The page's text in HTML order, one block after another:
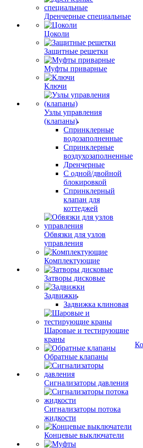
Дренчерные специальные
Цоколи
Защитные решетки
Муфты приварные
Ключи
Узлы управления
(клапаны)
Спринклерные
водозаполненные
Спринклерные
воздухозаполненные
Дренчерные
С одной/двойной
блокировкой
Спринклерный
клапан для
коттеджей
Обвязки для узлов
управления
Комплектующие
Затворы дисковые
Задвижки
Задвижка клиновая
Шаровые и тестирующие
краны
Обратные клапаны
Сигнализаторы давления
Сигнализаторы потока
жидкости
Концевые выключатели